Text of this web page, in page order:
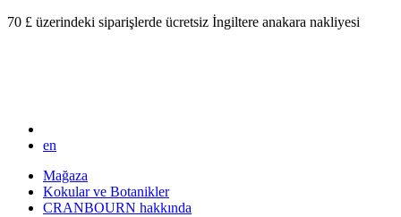
70 £ üzerindeki siparişlerde ücretsiz İngiltere anakara nakliyesi
en
Mağaza
Kokular ve Botanikler
CRANBOURN hakkında